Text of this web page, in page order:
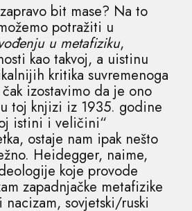
bit mase? Na to
potražiti u
u metafiziku,
kao takvoj, a uistinu
kritika suvremenoga
izostavimo da je ono
toj knjizi iz 1935. godine
istini i veličini“
ostaje nam ipak nešto
Heidegger, naime,
koje provode
zapadnjačke metafizike
nacizam, sovjetski/ruski